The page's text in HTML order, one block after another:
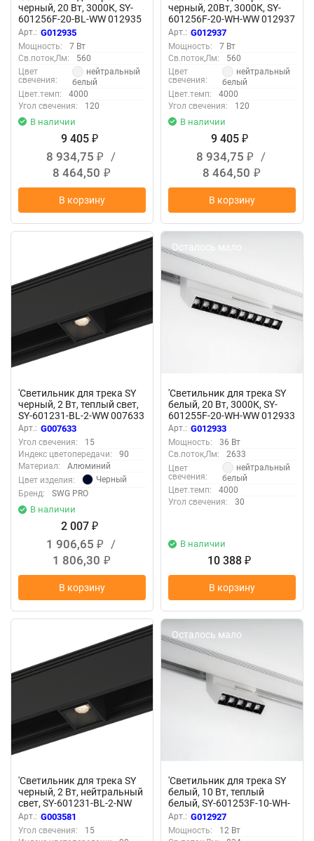
черный, 20 Вт, 3000К, SY-
601256F-20-BL-WW 012935
Арт.: G012935
Мощность:
7 Вт
Св.поток,Лм:
560
Цвет
свечения:
нейтральный
белый
Цвет.темп:
4000
Угол свечения:
120
В наличии
9 405 ₽
8 934,75 ₽
/
8 464,50 ₽
В корзину
черный, 20Вт, 3000К, SY-
601256F-20-WH-WW 012937
Арт.: G012937
Мощность:
7 Вт
Св.поток,Лм:
560
Цвет
свечения:
нейтральный
белый
Цвет.темп:
4000
Угол свечения:
120
В наличии
9 405 ₽
8 934,75 ₽
/
8 464,50 ₽
В корзину
'Светильник для трека SY
черный, 2 Вт, теплый свет,
SY-601231-BL-2-WW 007633
Арт.: G007633
Угол свечения:
15
Индекс цветопередачи:
90
Материал:
Алюминий
Цвет изделия:
Черный
Бренд:
SWG PRO
В наличии
2 007 ₽
1 906,65 ₽
/
1 806,30 ₽
В корзину
Осталось мало
'Светильник для трека SY
белый, 20 Вт, 3000К, SY-
601255F-20-WH-WW 012933
Арт.: G012933
Мощность:
36 Вт
Св.поток,Лм:
2633
Цвет
свечения:
нейтральный
белый
Цвет.темп:
4000
Угол свечения:
30
В наличии
10 388 ₽
В корзину
'Светильник для трека SY
черный, 2 Вт, нейтральный
свет, SY-601231-BL-2-NW
003581
Арт.: G003581
Угол свечения:
15
Осталось мало
'Светильник для трека SY
белый, 10 Вт, теплый
белый, SY-601253F-10-WH-
WW 012927
Арт.: G012927
Мощность:
12 Вт